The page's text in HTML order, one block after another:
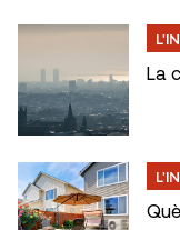
La